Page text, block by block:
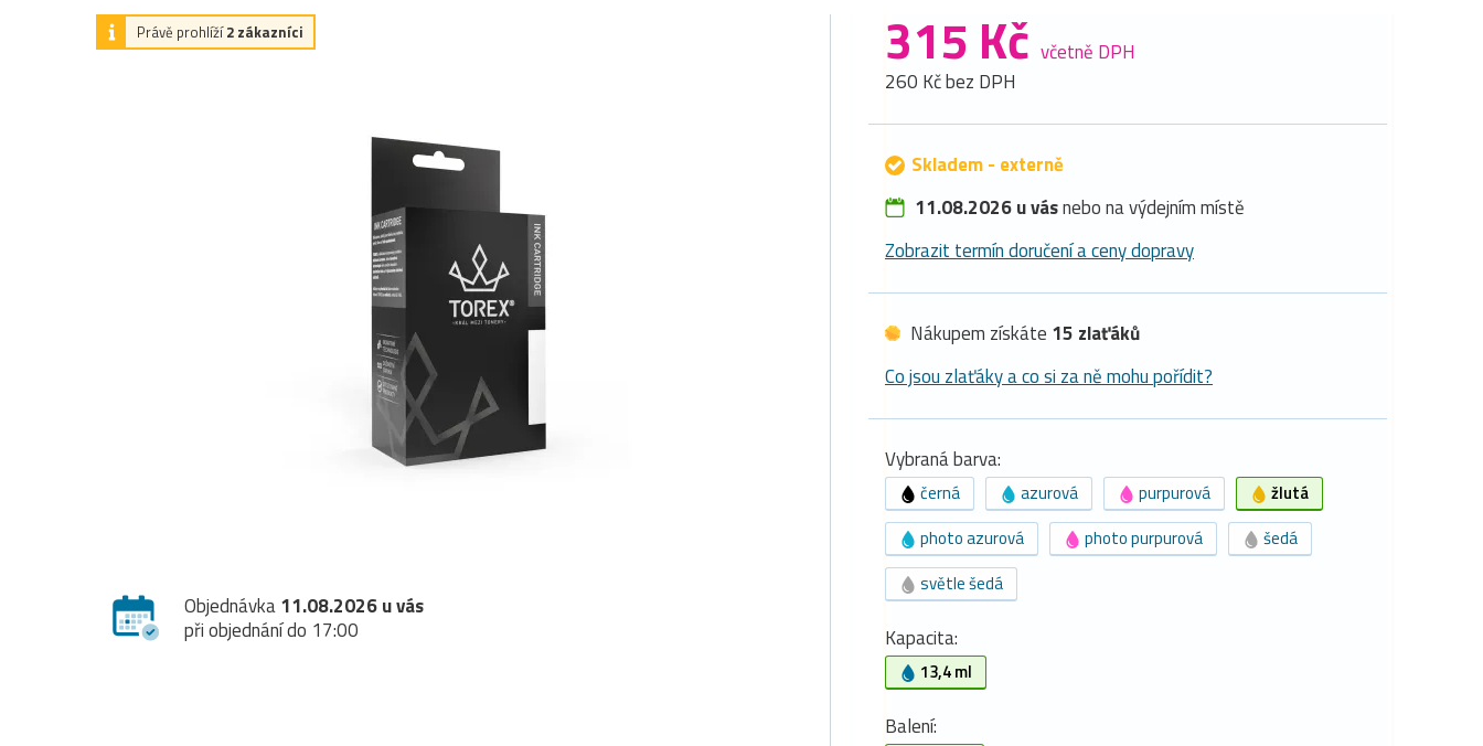
Právě prohlíží2 zákazníci
Objednávka11.08.2026 u vás
při objednání do 17:00
315 Kč včetně DPH
260 Kč bez DPH
Skladem - externě
11.08.2026 u vásnebo na výdejním místě
Zobrazit termín doručení a ceny dopravy
Nákupem získáte 15 zlaťáků
Co jsou zlaťáky a co si za ně mohu pořídit?
Vybraná barva:
černá azurová purpurová
žlutá
photo azurová
photo purpurová
šedá
světle šedá
Kapacita:
13,4 ml
Balení: